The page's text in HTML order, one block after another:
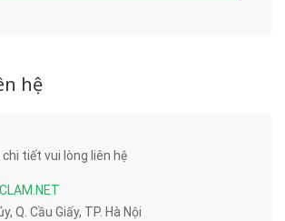
hệ
tiết vui lòng liên hệ
Q. Cầu Giấy, TP. Hà Nội